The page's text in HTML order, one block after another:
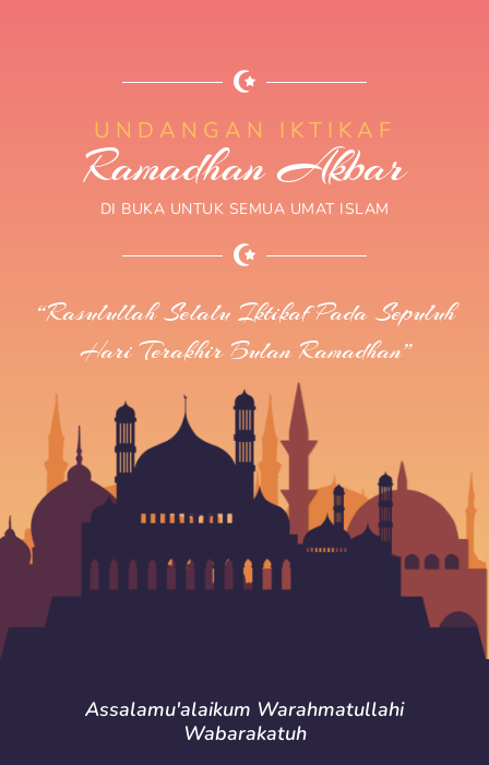
UNDANGAN IKTIKAF
Ramadhan Akbar
DI BUKA UNTUK SEMUA UMAT ISLAM
“Rasulullah Selalu Iktikaf Pada Sepuluh
Hari Terakhir Bulan Ramadhan”
Assalamu'alaikum Warahmatullahi
Wabarakatuh